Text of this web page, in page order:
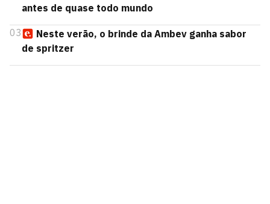
antes de quase todo mundo
03
Neste verão, o brinde da Ambev ganha sabor
de spritzer